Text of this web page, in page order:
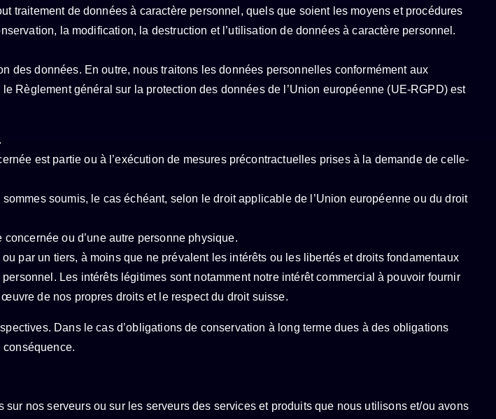
traitement de données à caractère personnel, quels que soient les moyens et procédures
la modification, la destruction et l’utilisation de données à caractère personnel.
des données. En outre, nous traitons les données personnelles conformément aux
Règlement général sur la protection des données de l’Union européenne (UE-RGPD) est
est partie ou à l’exécution de mesures précontractuelles prises à la demande de celle-
soumis, le cas échéant, selon le droit applicable de l’Union européenne ou du droit
ou d’une autre personne physique.
par un tiers, à moins que ne prévalent les intérêts ou les libertés et droits fondamentaux
Les intérêts légitimes sont notamment notre intérêt commercial à pouvoir fournir
de nos propres droits et le respect du droit suisse.
Dans le cas d’obligations de conservation à long terme dues à des obligations
conséquence.
nos serveurs ou sur les serveurs des services et produits que nous utilisons et/ou avons